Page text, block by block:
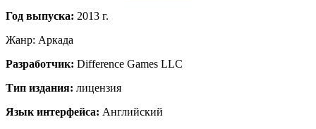
Год выпуска: 2013 г.
Жанр: Аркада
Разработчик: Difference Games LLC
Тип издания: лицензия
Язык интерфейса: Английский